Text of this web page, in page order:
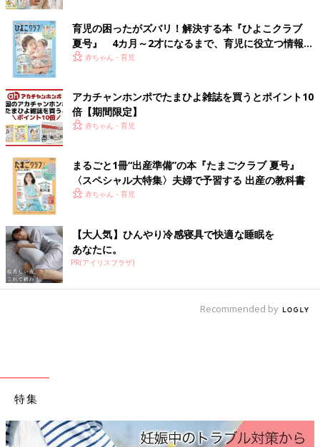
出典：Instagramアカウント「sanamaruu__」
さなまるままさんが購入したのはレアリークのスマホポーチ。フ
ァスナー付きのポケットやオープンポケットが付いており、カー
ドや小銭、リップなどを収納できるんだとか。デザインも優秀
で、どんな服装にも合わせやすいそうです。最高すぎてもう手放
育児の困ったがズバリ！解決する本『ひよこクラブ
夏号』 4カ月～2才になるまで、育児に役立つ情報が
いっぱい！
赤ちゃん・育児
アカチャンホンポでたまひよ雑誌を買うとポイント10
倍【期間限定】
赤ちゃん・育児
まるごと1冊“出産準備”の本『たまごクラブ 夏号』
〈スペシャル大特集〉夫婦で予習する 出産の教科書
赤ちゃん・育児
【大人気】ひんやり冷感寝具で快適な睡眠を
あなたに。
PR(アイリスプラザ)
Recommended by
特集